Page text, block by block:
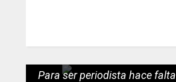
Para ser periodista hace falta